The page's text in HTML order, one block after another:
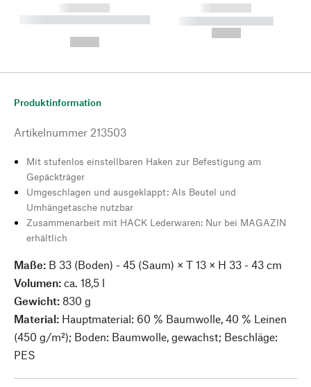
------------
----------- ----------- --------
------------
----------- -----------
Produktinformation
Artikelnummer 213503
Mit stufenlos einstellbaren Haken zur Befestigung am
Gepäckträger
Umgeschlagen und ausgeklappt: Als Beutel und
Umhängetasche nutzbar
Zusammenarbeit mit HACK Lederwaren: Nur bei MAGAZIN
erhältlich
Maße: B 33 (Boden) - 45 (Saum) × T 13 × H 33 - 43 cm
Volumen: ca. 18,5 l
Gewicht: 830 g
Material: Hauptmaterial: 60 % Baumwolle, 40 % Leinen
(450 g/m²); Boden: Baumwolle, gewachst; Beschläge:
PES